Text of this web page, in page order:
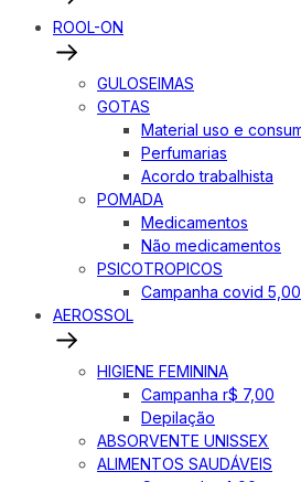
ROOL-ON
GULOSEIMAS
GOTAS
Material uso e
Perfumarias
Acordo trabalhista
POMADA
Medicamentos
Não medicamentos
PSICOTROPICOS
Campanha covid 5,00
AEROSSOL
HIGIENE FEMININA
Campanha r$ 7,00
Depilação
ABSORVENTE UNISSEX
ALIMENTOS SAUDÁVEIS